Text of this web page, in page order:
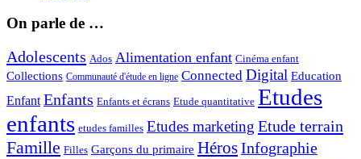
On parle de …
Adolescents Ados Alimentation enfant Cinéma enfant
Collections Communauté d'étude en ligne Connected Digital Education
Enfant Enfants Enfants et écrans Etude quantitative Etudes
enfants etudes familles Etudes marketing Etude terrain
Famille Filles Garçons du primaire HérosInfographie